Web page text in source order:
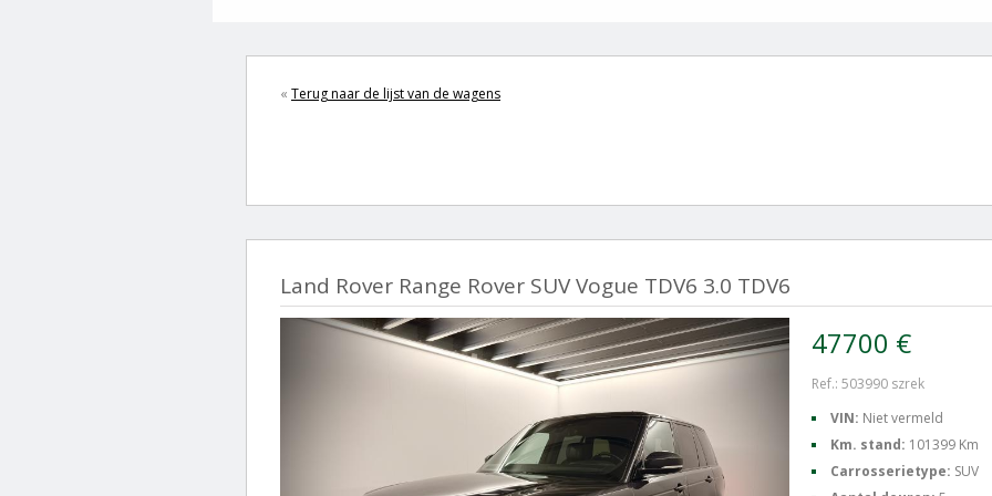
« Terug naar de lijst van de wagens
Land Rover Range Rover SUV Vogue TDV6 3.0 TDV6
47700 €
Ref.: 503990 szrek
VIN: Niet vermeld
Km. stand: 101399 Km
Carrosserietype: SUV